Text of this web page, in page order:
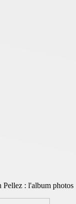
Pellez : l'album photos